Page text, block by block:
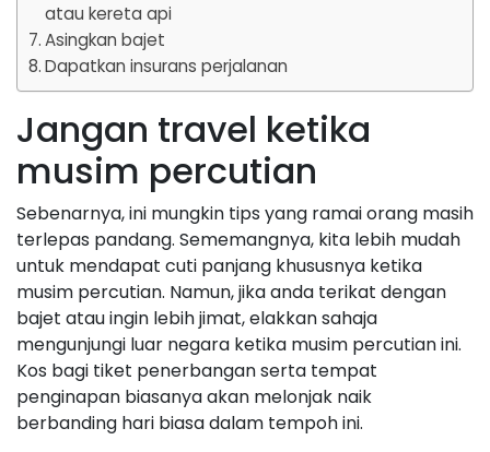
atau kereta api
Asingkan bajet
Dapatkan insurans perjalanan
Jangan travel ketika
musim percutian
Sebenarnya, ini mungkin tips yang ramai orang masih
terlepas pandang. Sememangnya, kita lebih mudah
untuk mendapat cuti panjang khususnya ketika
musim percutian. Namun, jika anda terikat dengan
bajet atau ingin lebih jimat, elakkan sahaja
mengunjungi luar negara ketika musim percutian ini.
Kos bagi tiket penerbangan serta tempat
penginapan biasanya akan melonjak naik
berbanding hari biasa dalam tempoh ini.